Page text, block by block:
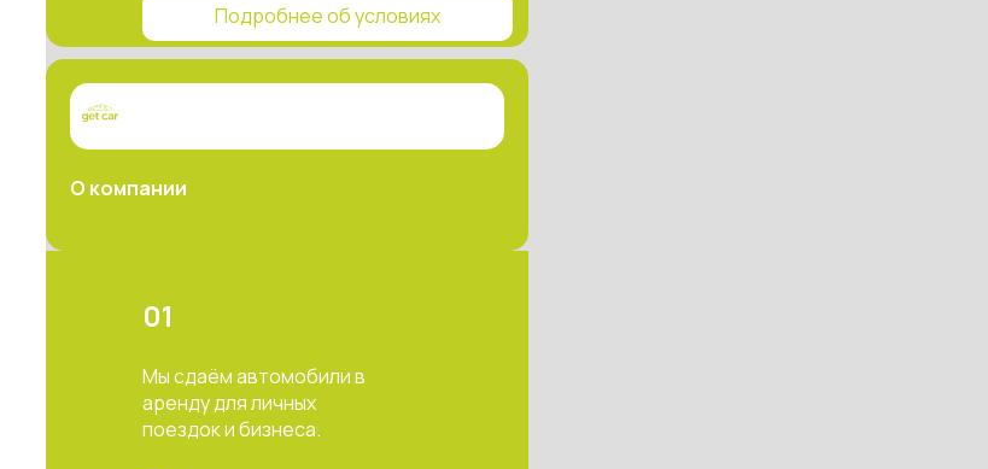
Подробнее об условиях
О компании
01
Мы сдаём автомобили в
аренду для личных
поездок и бизнеса.